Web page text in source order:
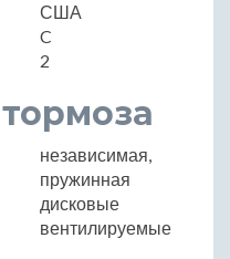
США
C
2
независимая,
пружинная
дисковые
вентилируемые